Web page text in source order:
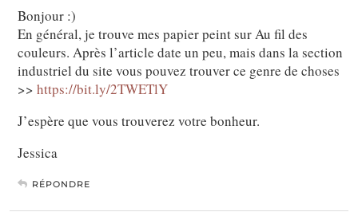
Bonjour :)
En général, je trouve mes papier peint sur Au fil des
couleurs. Après l’article date un peu, mais dans la section
industriel du site vous pouvez trouver ce genre de choses
>> https://bit.ly/2TWETlY
J’espère que vous trouverez votre bonheur.
Jessica
RÉPONDRE